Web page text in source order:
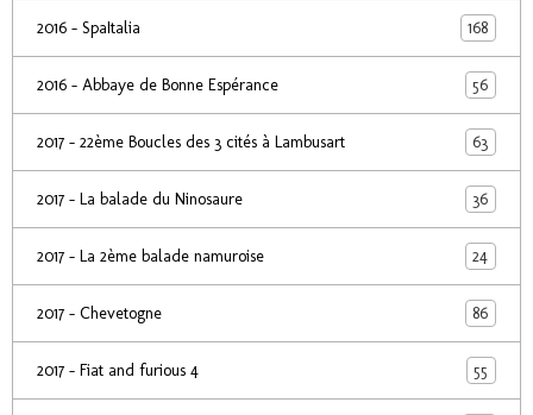
2016 - SpaItalia 168
2016 - Abbaye de Bonne Espérance 56
2017 - 22ème Boucles des 3 cités à Lambusart 63
2017 - La balade du Ninosaure 36
2017 - La 2ème balade namuroise 24
2017 - Chevetogne 86
2017 - Fiat and furious 4 55